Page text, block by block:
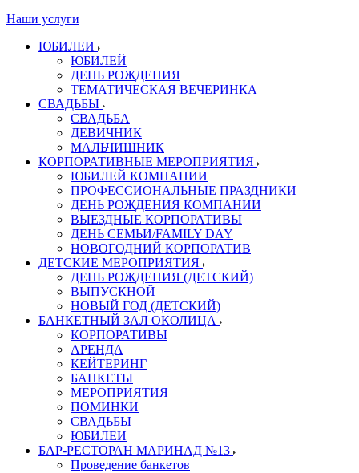
Наши услуги
ЮБИЛЕИ
ЮБИЛЕЙ
ДЕНЬ РОЖДЕНИЯ
ТЕМАТИЧЕСКАЯ ВЕЧЕРИНКА
СВАДЬБЫ
СВАДЬБА
ДЕВИЧНИК
МАЛЬЧИШНИК
КОРПОРАТИВНЫЕ МЕРОПРИЯТИЯ
ЮБИЛЕЙ КОМПАНИИ
ПРОФЕССИОНАЛЬНЫЕ ПРАЗДНИКИ
ДЕНЬ РОЖДЕНИЯ КОМПАНИИ
ВЫЕЗДНЫЕ КОРПОРАТИВЫ
ДЕНЬ СЕМЬИ/FAMILY DAY
НОВОГОДНИЙ КОРПОРАТИВ
ДЕТСКИЕ МЕРОПРИЯТИЯ
ДЕНЬ РОЖДЕНИЯ (ДЕТСКИЙ)
ВЫПУСКНОЙ
НОВЫЙ ГОД (ДЕТСКИЙ)
БАНКЕТНЫЙ ЗАЛ ОКОЛИЦА
КОРПОРАТИВЫ
АРЕНДА
КЕЙТЕРИНГ
БАНКЕТЫ
МЕРОПРИЯТИЯ
ПОМИНКИ
СВАДЬБЫ
ЮБИЛЕИ
БАР-РЕСТОРАН МАРИНАД №13
Проведение банкетов